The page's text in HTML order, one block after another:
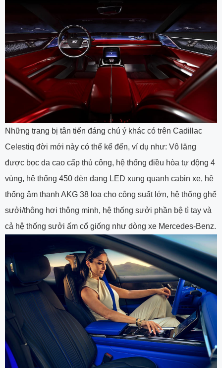
Những trang bị tân tiến đáng chú ý khác có trên Cadillac
Celestiq đời mới này có thể kể đến, ví dụ như: Vô lăng
được bọc da cao cấp thủ công, hệ thống điều hòa tự động 4
vùng, hệ thống 450 đèn dạng LED xung quanh cabin xe, hệ
thống âm thanh AKG 38 loa cho công suất lớn, hệ thống ghế
sưởi/thông hơi thông minh, hệ thống sưởi phần bệ tì tay và
cả hệ thống sưởi ấm cổ giống như dòng xe Mercedes-Benz.